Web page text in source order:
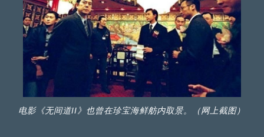
电影《无间道II》也曾在珍宝海鲜舫内取景。（网上截图）